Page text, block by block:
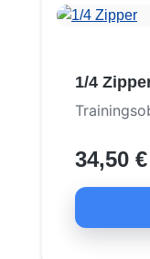
1/4
34,50 €